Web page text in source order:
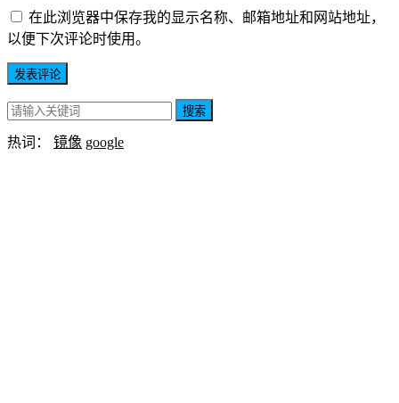
在此浏览器中保存我的显示名称、邮箱地址和网站地址，
以便下次评论时使用。
搜索
热词： 镜像 google